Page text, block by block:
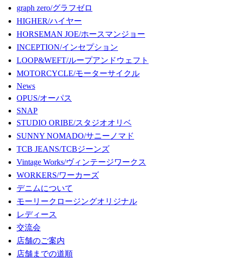
graph zero/グラフゼロ
HIGHER/ハイヤー
HORSEMAN JOE/ホースマンジョー
INCEPTION/インセプション
LOOP&WEFT/ループアンドウェフト
MOTORCYCLE/モーターサイクル
News
OPUS/オーパス
SNAP
STUDIO ORIBE/スタジオオリベ
SUNNY NOMADO/サニーノマド
TCB JEANS/TCBジーンズ
Vintage Works/ヴィンテージワークス
WORKERS/ワーカーズ
デニムについて
モーリークロージングオリジナル
レディース
交流会
店舗のご案内
店舗までの道順